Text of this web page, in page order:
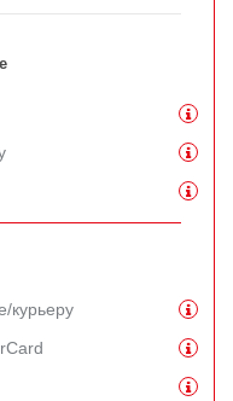
курьеру